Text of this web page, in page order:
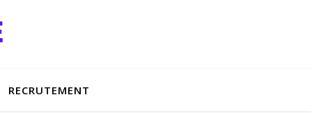
RECRUTEMENT